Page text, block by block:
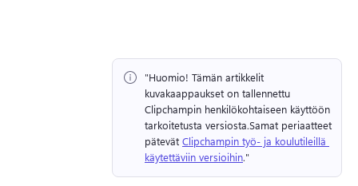
"Huomio! Tämän artikkelit
kuvakaappaukset on tallennettu
Clipchampin henkilökohtaiseen käyttöön
tarkoitetusta versiosta.Samat periaatteet
pätevät Clipchampin työ- ja koulutileillä
käytettäviin versioihin."